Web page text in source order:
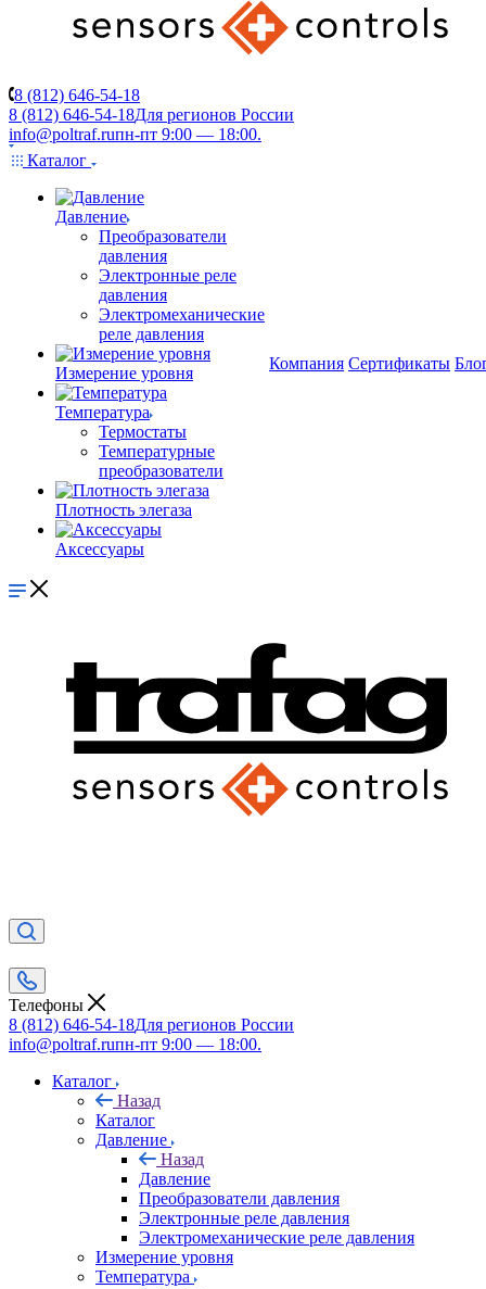
8 (812) 646-54-18
8 (812) 646-54-18Для регионов России
info@poltraf.ruпн-пт 9:00 — 18:00.
Каталог
Давление
Преобразователи
давления
Электронные реле
давления
Электромеханические
реле давления
Измерение уровня
Температура
Термостаты
Температурные
преобразователи
Плотность элегаза
Аксессуары
Компания Сертификаты
Телефоны
8 (812) 646-54-18Для регионов России
info@poltraf.ruпн-пт 9:00 — 18:00.
Каталог
Назад
Каталог
Давление
Назад
Давление
Преобразователи давления
Электронные реле давления
Электромеханические реле давления
Измерение уровня
Температура